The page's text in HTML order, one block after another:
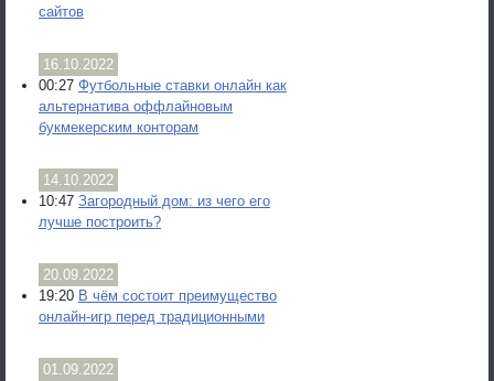
сайтов
16.10.2022
00:27 Футбольные ставки онлайн как
альтернатива оффлайновым
букмекерским конторам
14.10.2022
10:47 Загородный дом: из чего его
лучше построить?
20.09.2022
19:20 В чём состоит преимущество
онлайн-игр перед традиционными
01.09.2022